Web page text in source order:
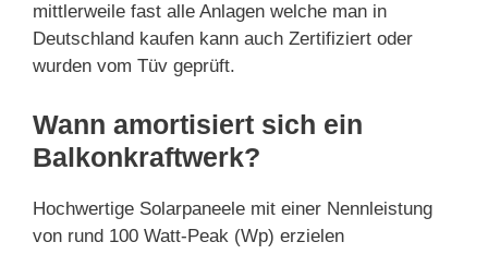
mittlerweile fast alle Anlagen welche man in
Deutschland kaufen kann auch Zertifiziert oder
wurden vom Tüv geprüft.
Wann amortisiert sich ein
Balkonkraftwerk?
Hochwertige Solarpaneele mit einer Nennleistung
von rund 100 Watt-Peak (Wp) erzielen